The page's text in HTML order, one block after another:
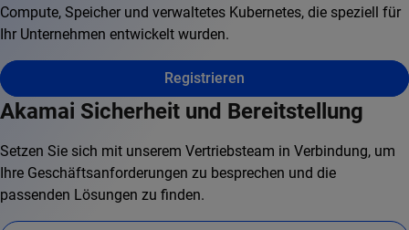
Compute, Speicher und verwaltetes Kubernetes, die speziell für
Ihr Unternehmen entwickelt wurden.
Registrieren
Akamai Sicherheit und Bereitstellung
Setzen Sie sich mit unserem Vertriebsteam in Verbindung, um
Ihre Geschäftsanforderungen zu besprechen und die
passenden Lösungen zu finden.